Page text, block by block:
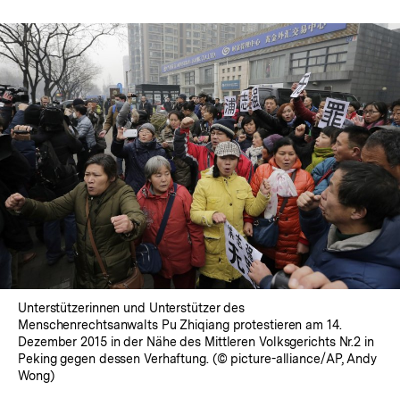
Unterstützerinnen und Unterstützer des
Menschenrechtsanwalts Pu Zhiqiang protestieren am 14.
Dezember 2015 in der Nähe des Mittleren Volksgerichts Nr.2 in
Peking gegen dessen Verhaftung. (© picture-alliance/AP, Andy
Wong)